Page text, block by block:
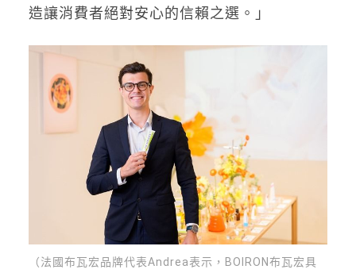
造讓消費者絕對安心的信賴之選。」
（法國布瓦宏品牌代表Andrea表示，BOIRON布瓦宏具